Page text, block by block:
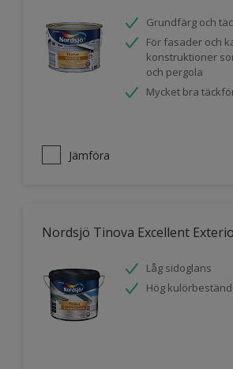
Grundfärg och
För fasader och
konstruktioner
och pergola
Mycket bra
Jämföra
Nordsjö Tinova Excellent
Låg sidoglans
Hög